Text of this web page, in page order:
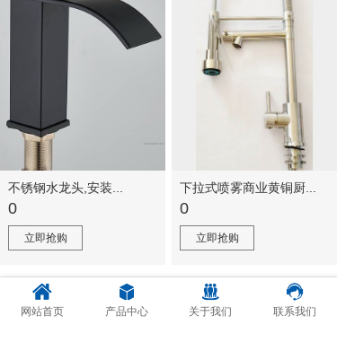
不锈钢​水龙头,安装...
0
立即抢购
下拉式喷雾商业黄铜厨...
0
立即抢购
网站首页 产品中心 关于我们 联系我们